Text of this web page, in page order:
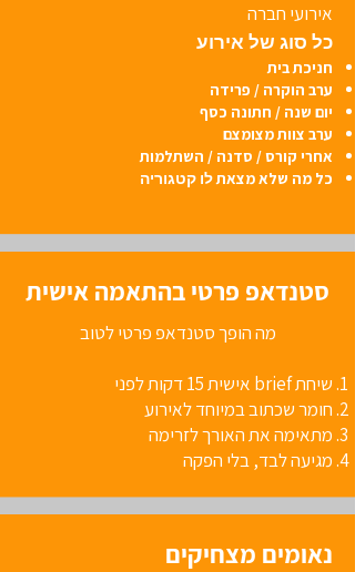
אירועי חברה
כל סוג של אירוע
חניכת בית
ערב הוקרה / פרידה
יום שנה / חתונה כסף
ערב צוות מצומצם
אחרי קורס / סדנה / השתלמות
כל מה שלא מצאתלו קטגוריה
סטנדאפ פרטי בהתאמה אישית
מה הופך סטנדאפ פרטי לטוב
שיחת brief אישית 15 דקות לפני
חומר שכתוב במיוחד לאירוע
מתאימה את האורך לזרימה
מגיעה לבד, בלי הפקה
נאומים מצחיקים